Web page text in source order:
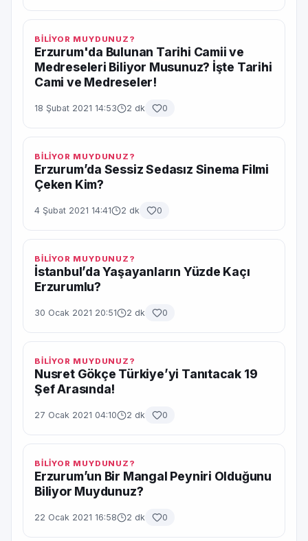
BİLİYOR MUYDUNUZ?
Erzurum'da Bulunan Tarihi Camii ve
Medreseleri Biliyor Musunuz? İşte Tarihi
Cami ve Medreseler!
18 Şubat 2021 14:53 2 dk 0
BİLİYOR MUYDUNUZ?
Erzurum’da Sessiz Sedasız Sinema Filmi
Çeken Kim?
4 Şubat 2021 14:41 2 dk 0
BİLİYOR MUYDUNUZ?
İstanbul’da Yaşayanların Yüzde Kaçı
Erzurumlu?
30 Ocak 2021 20:51 2 dk 0
BİLİYOR MUYDUNUZ?
Nusret Gökçe Türkiye’yi Tanıtacak 19
Şef Arasında!
27 Ocak 2021 04:10 2 dk 0
BİLİYOR MUYDUNUZ?
Erzurum’un Bir Mangal Peyniri Olduğunu
Biliyor Muydunuz?
22 Ocak 2021 16:58 2 dk 0